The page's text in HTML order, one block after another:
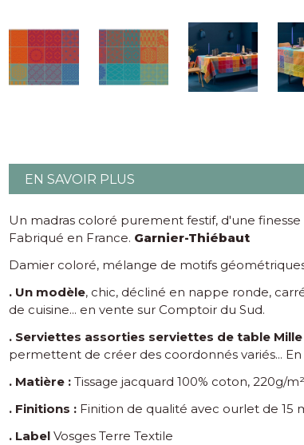
EN SAVOIR PLUS
Un madras coloré purement festif, d'une
Fabriqué en France. Garnier-Thiébaut
Damier coloré, mélange de motifs
. Un modèle, chic, décliné en nappe ronde,
de cuisine... en vente sur Comptoir du Sud.
. Serviettes assorties serviettes de table Mille
permettent de créer des coordonnés variés...
. Matière :Tissage jacquard 100% coton, 220g/m²
. Finitions : Finition de qualité avec ourlet de 15
. LabelVosges Terre Textile